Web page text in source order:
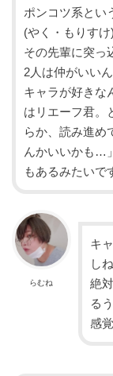
ポンコツ系とい
(やく・もりすけ
その先輩に突っ
2人は仲がいい
キャラが好きな
はリエーフ君。
らか、読み進め
んかいいかも…
もあるみたいで
らむね
キ
し
絶
る
感